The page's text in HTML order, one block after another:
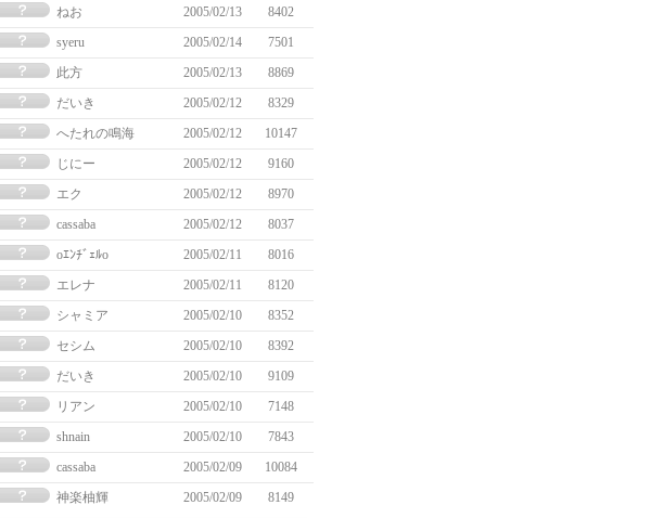
ねお 2005/02/13
8402
syeru 2005/02/14
7501
此方 2005/02/13
8869
だいき 2005/02/12
8329
へたれの鳴海 2005/02/12
10147
じにー 2005/02/12
9160
エク 2005/02/12
8970
cassaba 2005/02/12
8037
oｴﾝﾁﾞｪﾙo 2005/02/11
8016
エレナ 2005/02/11
8120
シャミア 2005/02/10
8352
セシム 2005/02/10
8392
だいき 2005/02/10
9109
リアン 2005/02/10
7148
shnain 2005/02/10
7843
cassaba 2005/02/09
10084
神楽柚輝 2005/02/09 8149